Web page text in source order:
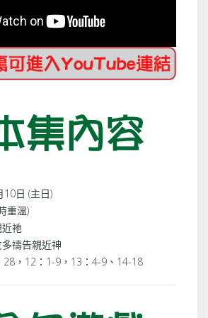
10日 (主日)
重溫)
祂
禱告親近神
28，12：1-9，13：4-9、14-18